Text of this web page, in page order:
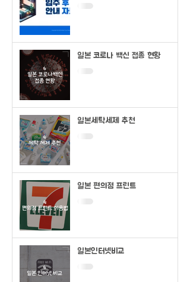
일본 코로나 백신 접종 현황
일본세탁세제 추천
일본 편의점 프린트
일본인터넷비교